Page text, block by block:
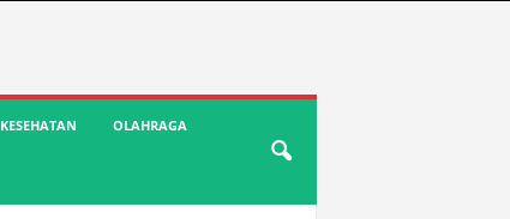
KESEHATAN OLAHRAGA